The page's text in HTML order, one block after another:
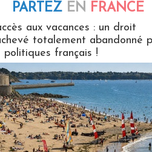
PARTEZ EN FRANCE
aux vacances : un droit
totalement abandonné
politiques français !